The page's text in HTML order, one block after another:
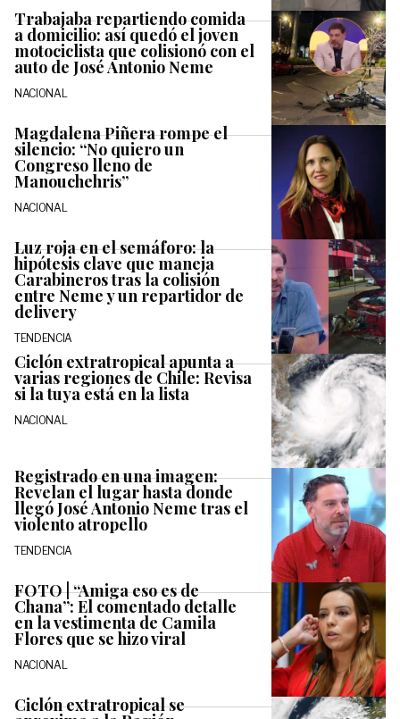
Trabajaba repartiendo comida
a domicilio: así quedó el joven
motociclista que colisionó con el
auto de José Antonio Neme
NACIONAL
Magdalena Piñera rompe el
silencio: “No quiero un
Congreso lleno de
Manouchehris”
NACIONAL
Luz roja en el semáforo: la
hipótesis clave que maneja
Carabineros tras la colisión
entre Neme y un repartidor de
delivery
TENDENCIA
Ciclón extratropical apunta a
varias regiones de Chile: Revisa
si la tuya está en la lista
NACIONAL
Registrado en una imagen:
Revelan el lugar hasta donde
llegó José Antonio Neme tras el
violento atropello
TENDENCIA
FOTO | “Amiga eso es de
Chana”: El comentado detalle
en la vestimenta de Camila
Flores que se hizo viral
NACIONAL
Ciclón extratropical se